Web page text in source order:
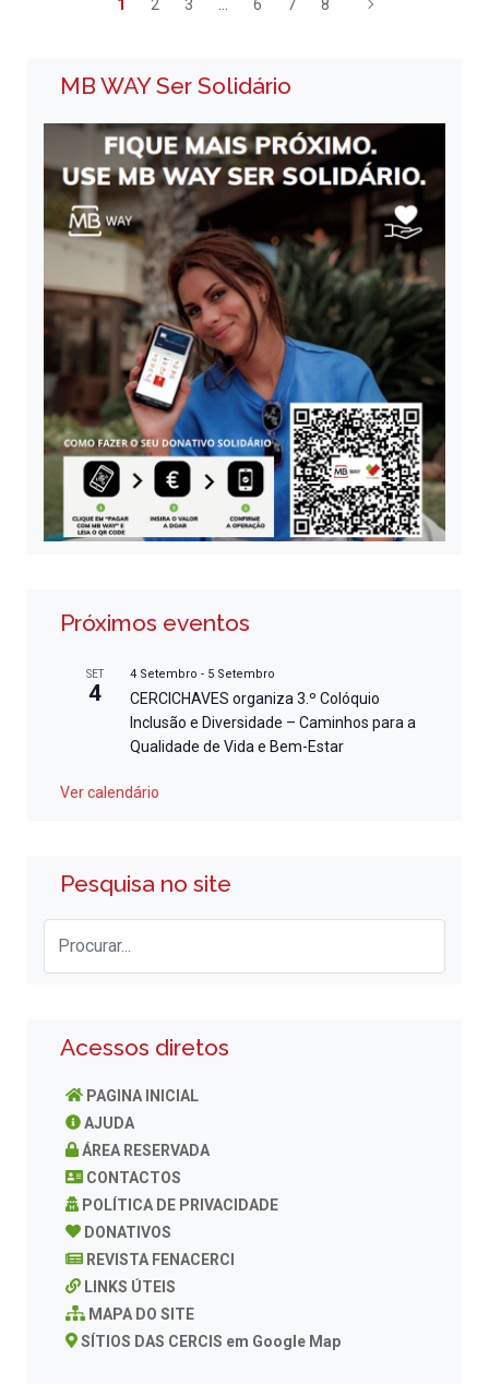
1 2 3 … 6 7 8
MB WAY Ser Solidário
Próximos eventos
SET
4
4 Setembro - 5 Setembro
CERCICHAVES organiza 3.º Colóquio
Inclusão e Diversidade – Caminhos para a
Qualidade de Vida e Bem-Estar
Ver calendário
Pesquisa no site
Acessos diretos
PAGINA INICIAL
AJUDA
ÁREA RESERVADA
CONTACTOS
POLÍTICA DE PRIVACIDADE
DONATIVOS
REVISTA FENACERCI
LINKS ÚTEIS
MAPA DO SITE
SÍTIOS DAS CERCIS em Google Map